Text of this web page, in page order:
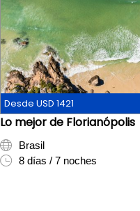
Desde USD 1421
Lo mejor de Florianópolis
Brasil
8 días / 7 noches